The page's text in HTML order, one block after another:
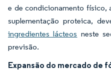
e de condicionamento físico,
suplementação proteica,
ingredientes lácteos neste
previsão.
Expansão do mercado de